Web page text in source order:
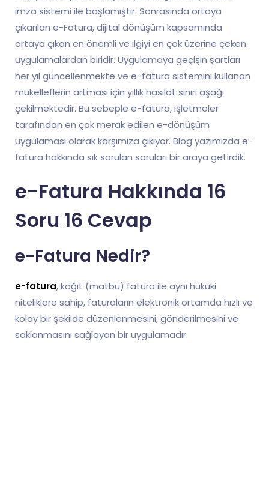
imza sistemi ile başlamıştır. Sonrasında ortaya
çıkarılan e-Fatura, dijital dönüşüm kapsamında
ortaya çıkan en önemli ve ilgiyi en çok üzerine çeken
uygulamalardan biridir. Uygulamaya geçişin şartları
her yıl güncellenmekte ve e-fatura sistemini kullanan
mükelleflerin artması için yıllık hasılat sınırı aşağı
çekilmektedir. Bu sebeple e-fatura, işletmeler
tarafından en çok merak edilen e-dönüşüm
uygulaması olarak karşımıza çıkıyor. Blog yazımızda e-
fatura hakkında sık sorulan soruları bir araya getirdik.
e-Fatura Hakkında 16
Soru 16 Cevap
e-Fatura Nedir?
e-fatura, kağıt (matbu) fatura ile aynı hukuki
niteliklere sahip, faturaların elektronik ortamda hızlı ve
kolay bir şekilde düzenlenmesini, gönderilmesini ve
saklanmasını sağlayan bir uygulamadır.